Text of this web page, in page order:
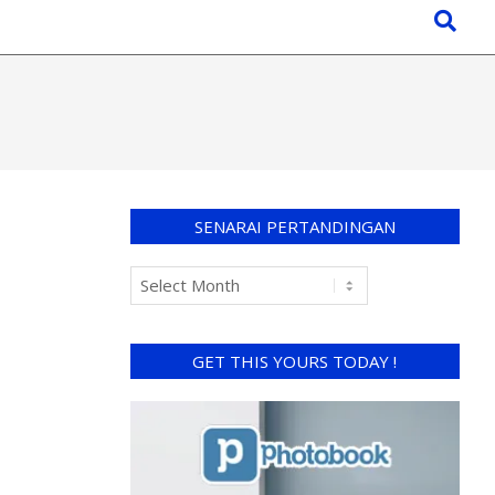
SENARAI PERTANDINGAN
GET THIS YOURS TODAY !